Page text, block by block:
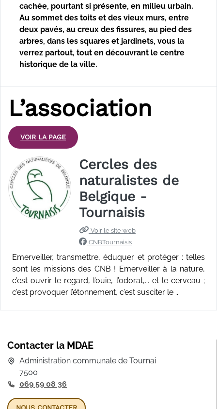
cachée, pourtant si présente, en milieu urbain.
Au sommet des toits et des vieux murs, entre
deux pavés, au creux des fissures, au pied des
arbres, dans les squares et jardinets, vous la
verrez partout, tout en découvrant le centre
historique de la ville.
L’association
VOIR LA PAGE
Cercles des
naturalistes de
Belgique -
Tournaisis
Voir le site web
CNBTournaisis
Emerveiller, transmettre, éduquer et protéger : telles
sont les missions des CNB ! Emerveiller à la nature,
c’est ouvrir le regard, l’ouie, l’odorat,... et le cerveau ;
c’est provoquer l’étonnement, c’est susciter le ...
Contacter la MDAE
Administration communale de Tournai
7500
069 59 08 36